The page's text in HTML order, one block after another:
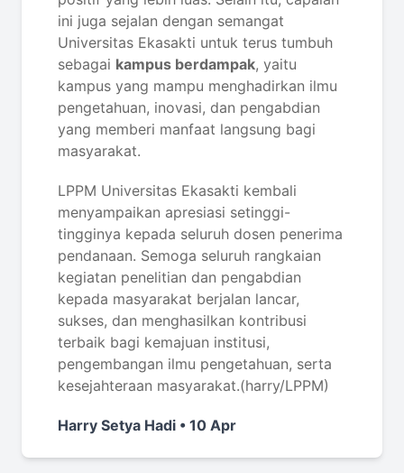
ini juga sejalan dengan semangat
Universitas Ekasakti untuk terus tumbuh
sebagai kampus berdampak, yaitu
kampus yang mampu menghadirkan ilmu
pengetahuan, inovasi, dan pengabdian
yang memberi manfaat langsung bagi
masyarakat.
LPPM Universitas Ekasakti kembali
menyampaikan apresiasi setinggi-
tingginya kepada seluruh dosen penerima
pendanaan. Semoga seluruh rangkaian
kegiatan penelitian dan pengabdian
kepada masyarakat berjalan lancar,
sukses, dan menghasilkan kontribusi
terbaik bagi kemajuan institusi,
pengembangan ilmu pengetahuan, serta
kesejahteraan masyarakat.(harry/LPPM)
Harry Setya Hadi • 10 Apr